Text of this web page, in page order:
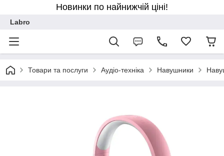
Новинки по найнижчій ціні!
Labro
Товари та послуги Аудіо-техніка Навушники